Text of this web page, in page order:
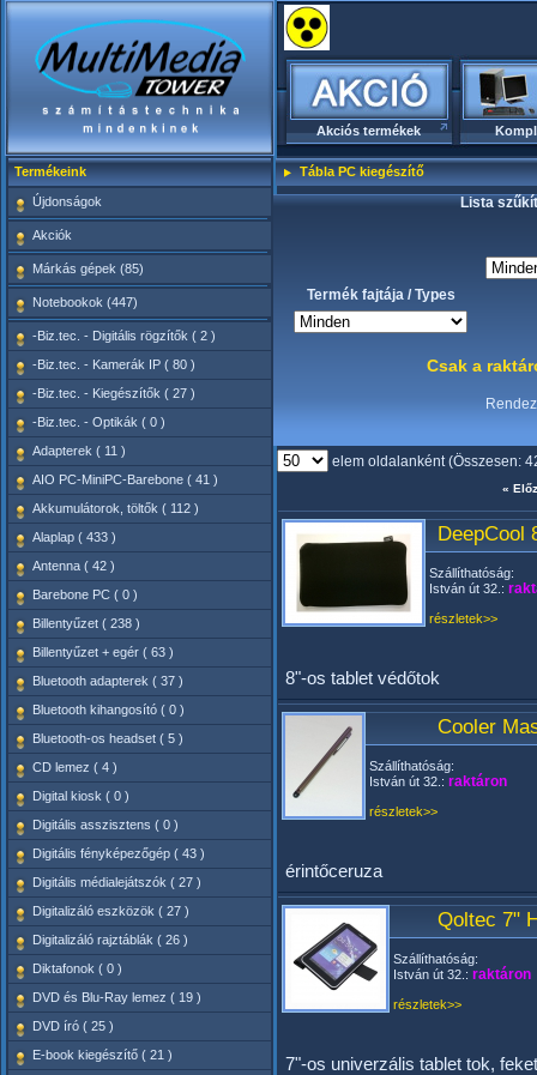
Akciós termékek
Termékeink
Újdonságok
Akciók
Márkás gépek (85)
Notebookok (447)
-Biz.tec. - Digitális rögzítők ( 2 )
-Biz.tec. - Kamerák IP ( 80 )
-Biz.tec. - Kiegészítők ( 27 )
-Biz.tec. - Optikák ( 0 )
Adapterek ( 11 )
AIO PC-MiniPC-Barebone ( 41 )
Akkumulátorok, töltők ( 112 )
Alaplap ( 433 )
Antenna ( 42 )
Barebone PC ( 0 )
Billentyűzet ( 238 )
Billentyűzet + egér ( 63 )
Bluetooth adapterek ( 37 )
Bluetooth kihangosító ( 0 )
Bluetooth-os headset ( 5 )
CD lemez ( 4 )
Digital kiosk ( 0 )
Digitális asszisztens ( 0 )
Digitális fényképezőgép ( 43 )
Digitális médialejátszók ( 27 )
Digitalizáló eszközök ( 27 )
Digitalizáló rajztáblák ( 26 )
Diktafonok ( 0 )
DVD és Blu-Ray lemez ( 19 )
DVD író ( 25 )
E-book kiegészítő ( 21 )
Tábla PC kiegészítő
Lista
Termék fajtája / Types
Csak a
elem oldalanként (Összesen:
«
DeepCool
Szállíthatóság:
István út 32.:
részletek>>
8"-os tablet védőtok
Cooler
Szállíthatóság:
István út 32.: raktáron
részletek>>
érintőceruza
Qoltec 7"
Szállíthatóság:
István út 32.: raktáron
részletek>>
7"-os univerzális tablet tok,